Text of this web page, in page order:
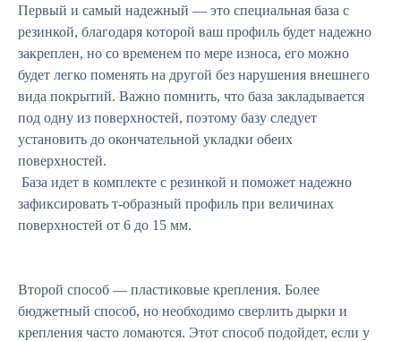
Первый и самый надежный — это специальная база с
резинкой, благодаря которой ваш профиль будет надежно
закреплен, но со временем по мере износа, его можно
будет легко поменять на другой без нарушения внешнего
вида покрытий. Важно помнить, что база закладывается
под одну из поверхностей, поэтому базу следует
установить до окончательной укладки обеих
поверхностей.
База идет в комплекте с резинкой и поможет надежно
зафиксировать т-образный профиль при величинах
поверхностей от 6 до 15 мм.
Второй способ — пластиковые крепления. Более
бюджетный способ, но необходимо сверлить дырки и
крепления часто ломаются. Этот способ подойдет, если у